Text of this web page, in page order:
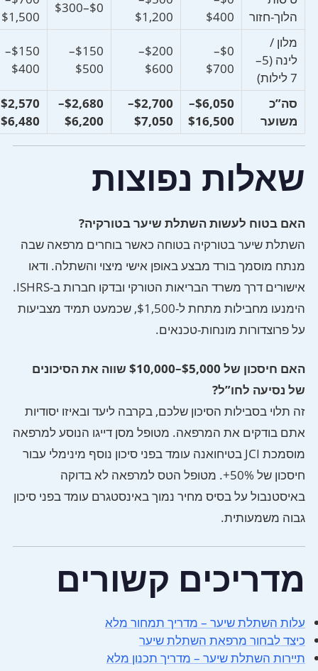
הלוך-חזור
$400
$1,200
$0–$300
$1,500
מלון /
לינה (5–
7 לילות)
$0–
$700
$200–
$600
$150–
$500
$150–
$400
סה”כ
משוער
$6,050–
$16,500
$2,700–
$7,050
$2,680–
$6,200
$6,480
שאלות נפוצות
האם בטוח לעשות השתלת שיער בטורקיה?
השתלת שיער בטורקיה בטוחה כאשר בוחרים מרפאה שבה
מנתח מוסמך בורד מבצע באופן אישי מיצוי והשתלה. ודאו
אישורים דרך משרד הבריאות הטורקי ובדקו חברות ב-ISHRS.
הימנעו מחבילות מתחת ל-$1,500, שכמעט תמיד מצביעות
על פרוצדורות מונחות-טכנאים.
האם חיסכון של $5,000–$10,000 שווה את הסיכונים
של נסיעה לחו”ל?
זה תלוי בסבילות הסיכון שלכם, בקרבה ליעד ובאיזו יסודיות
אתם בודקים את המרפאה. מטופל מסן דייגו הנוסע למרפאה
מוסמכת JCI בטיחואנה עומד בפני סיכון נוסף מינימלי עבור
חיסכון של 50%+. מטופל הטס למרפאה לא בדוקה
באיסטנבול על בסיס מחיר נמוך באינסטגרם עומד בפני סיכון
גבוה משמעותית.
מדריכים קשורים
עלות השתלת שיער – מדריך תמחור מלא
כיצד לבחור מרפאת השתלת שיער
תיירות השתלת שיער – מדריך תכנון מלא